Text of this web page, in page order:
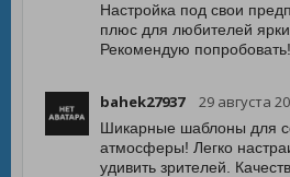
Настройка под свои
плюс для любителей
Рекомендую попробовать!
bahek27937 29 августа
Шикарные шаблоны для
атмосферы! Легко
удивить зрителей.